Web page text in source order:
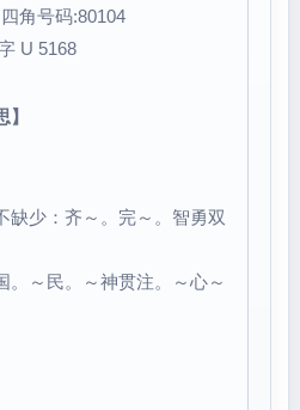
角号码:80104
U 5168
缺少：齐～。完～。智勇双
。～民。～神贯注。～心～